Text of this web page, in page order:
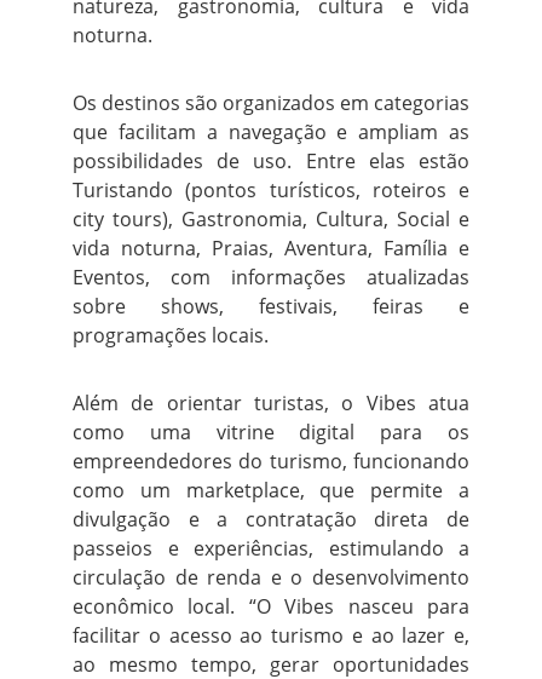
natureza, gastronomia, cultura e vida
noturna.
Os destinos são organizados em categorias
que facilitam a navegação e ampliam as
possibilidades de uso. Entre elas estão
Turistando (pontos turísticos, roteiros e
city tours), Gastronomia, Cultura, Social e
vida noturna, Praias, Aventura, Família e
Eventos, com informações atualizadas
sobre shows, festivais, feiras e
programações locais.
Além de orientar turistas, o Vibes atua
como uma vitrine digital para os
empreendedores do turismo, funcionando
como um marketplace, que permite a
divulgação e a contratação direta de
passeios e experiências, estimulando a
circulação de renda e o desenvolvimento
econômico local. “O Vibes nasceu para
facilitar o acesso ao turismo e ao lazer e,
ao mesmo tempo, gerar oportunidades